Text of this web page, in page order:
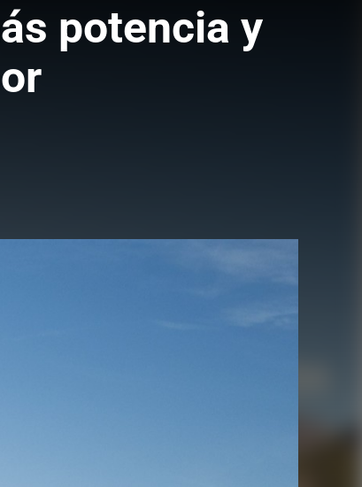
potencia y